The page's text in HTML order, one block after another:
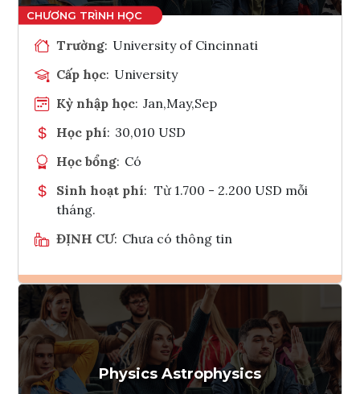
Trường: University of Cincinnati
Cấp học: University
Kỳ nhập học: Jan,May,Sep
Học phí: 30,010 USD
Học bổng: Có
Sinh hoạt phí: Từ 1.700 - 2.200 USD mỗi
tháng.
ĐỊNH CƯ: Chưa có thông tin
Ghi danh
Tham vấn Interlink
Physics Astrophysics